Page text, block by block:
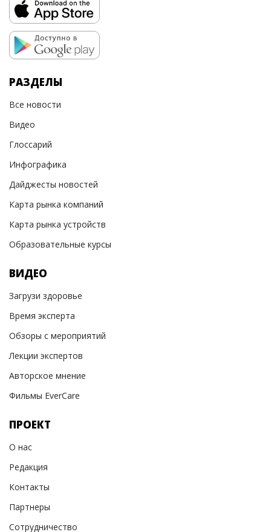
РАЗДЕЛЫ
Все новости
Видео
Глоссарий
Инфографика
Дайджесты новостей
Карта рынка компаний
Карта рынка устройств
Образовательные курсы
ВИДЕО
Загрузи здоровье
Время эксперта
Обзоры с мероприятий
Лекции экспертов
Авторское мнение
Фильмы EverCare
ПРОЕКТ
О нас
Редакция
Контакты
Партнеры
Сотрудничество